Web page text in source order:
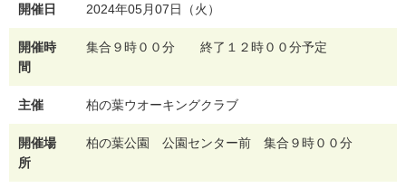
開催日 2024年05月07日（火）
開催時
間
集合９時００分 終了１２時００分予定
主催 柏の葉ウオーキングクラブ
開催場
所
柏の葉公園 公園センター前 集合９時００分